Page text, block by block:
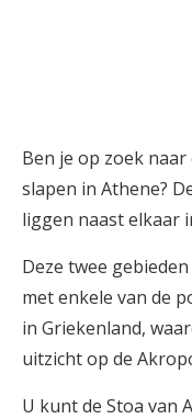
Ben je op zoek
slapen in Athene?
liggen naast elkaar
Deze twee
met enkele van de
in Griekenland,
uitzicht op de
U kunt de Stoa van